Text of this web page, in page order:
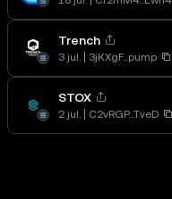
Trench
3 jul. 3jKXgF...pump
STOX
2 jul. C2vRGP...TveD